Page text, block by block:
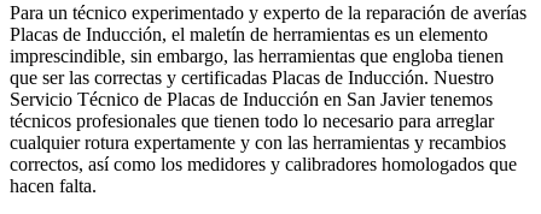
Para un técnico experimentado y experto de la reparación de averías
Placas de Inducción, el maletín de herramientas es un elemento
imprescindible, sin embargo, las herramientas que engloba tienen
que ser las correctas y certificadas Placas de Inducción. Nuestro
Servicio Técnico de Placas de Inducción en San Javier tenemos
técnicos profesionales que tienen todo lo necesario para arreglar
cualquier rotura expertamente y con las herramientas y recambios
correctos, así como los medidores y calibradores homologados que
hacen falta.